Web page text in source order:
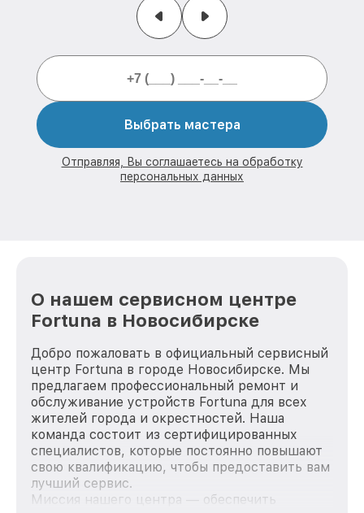
Выбрать мастера
Отправляя, Вы соглашаетесь на обработку
персональных данных
О нашем сервисном центре
Fortuna в Новосибирске
Добро пожаловать в официальный сервисный
центр Fortuna в городе Новосибирске. Мы
предлагаем профессиональный ремонт и
обслуживание устройств Fortuna для всех
жителей города и окрестностей. Наша
команда состоит из сертифицированных
специалистов, которые постоянно повышают
свою квалификацию, чтобы предоставить вам
лучший сервис.
Миссия нашего центра — обеспечить